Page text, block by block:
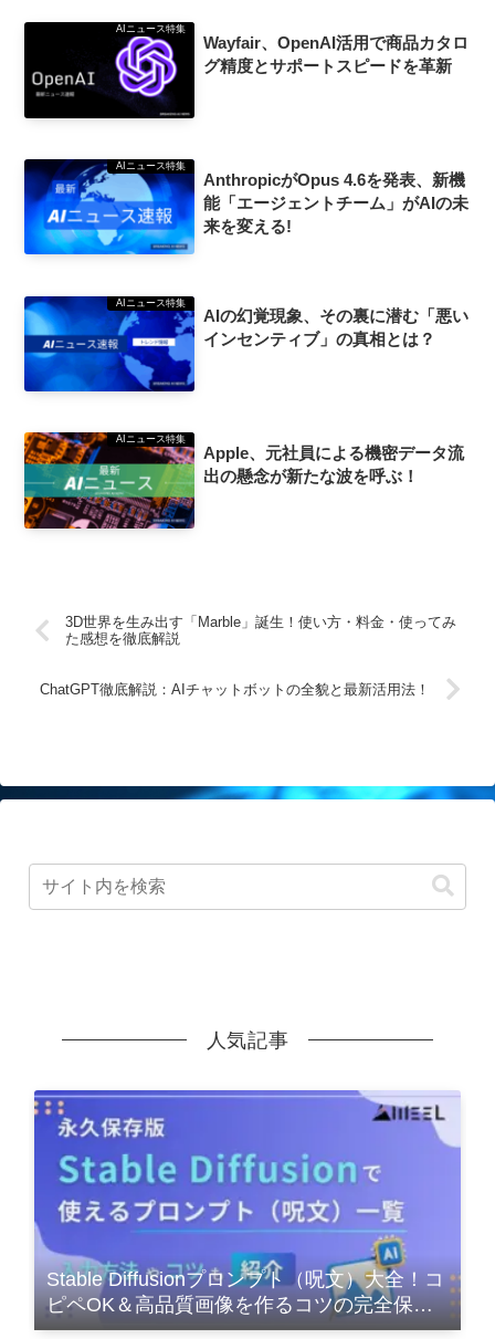
AIニュース特集
Wayfair、OpenAI活用で商品カタロ
グ精度とサポートスピードを革新
AIニュース特集
AnthropicがOpus 4.6を発表、新機
能「エージェントチーム」がAIの未
来を変える!
AIニュース特集
AIの幻覚現象、その裏に潜む「悪い
インセンティブ」の真相とは？
AIニュース特集
Apple、元社員による機密データ流
出の懸念が新たな波を呼ぶ！
3D世界を生み出す「Marble」誕生！使い方・料金・使ってみ
た感想を徹底解説
ChatGPT徹底解説：AIチャットボットの全貌と最新活用法！
人気記事
Stable Diffusionプロンプト（呪文）大全！コ
ピペOK＆高品質画像を作るコツの完全保存
版